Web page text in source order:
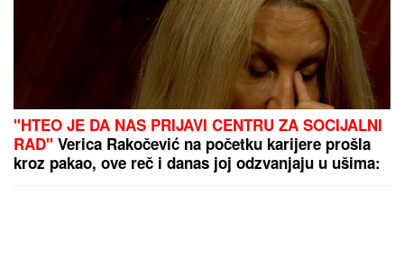
"HTEO JE DA NAS PRIJAVI CENTRU ZA SOCIJALNI
RAD" Verica Rakočević na početku karijere prošla
kroz pakao, ove reč i danas joj odzvanjaju u ušima: